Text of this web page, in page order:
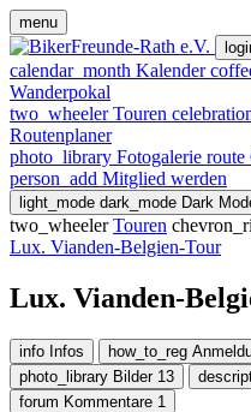
menu
calendar_month Kalender
Wanderpokal
two_wheeler Touren
Routenplaner
photo_library Fotogalerie route
person_add Mitglied werden
light_mode dark_mode Dark
two_wheeler Touren
Lux. Vianden-Belgien-Tour
Lux. Vianden-
info Infos how_to_reg
photo_library Bilder 13
forum Kommentare 1